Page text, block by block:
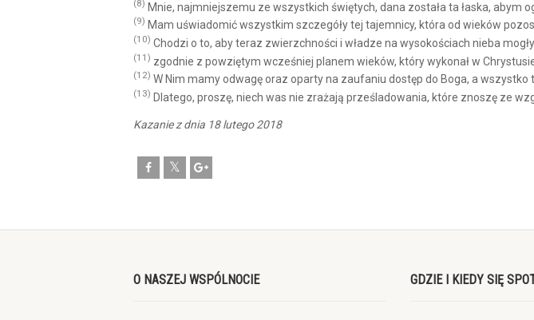
(8) Mnie, najmniejszemu ze wszystkich świętych, dana została ta łaska, abym
(9) Mam uświadomić wszystkim szczegóły tej tajemnicy, która od wieków
(10) Chodzi o to, aby teraz zwierzchności i władze na wysokościach nieba
(11) zgodnie z powziętym wcześniej planem wieków, który wykonał w
(12) W Nim mamy odwagę oraz oparty na zaufaniu dostęp do Boga, a wszystko
(13) Dlatego, proszę, niech was nie zrażają prześladowania, które znoszę ze
Kazanie z dnia 18 lutego 2018
O NASZEJ WSPÓLNOCIE GDZIE I KIEDY SIĘ